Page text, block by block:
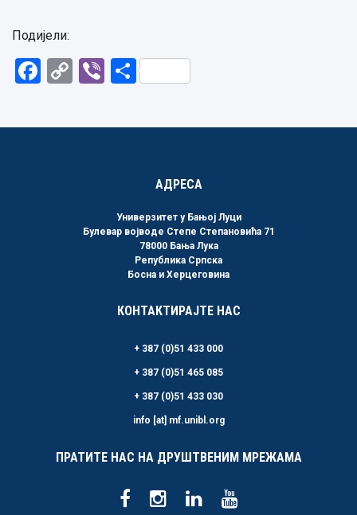
Подијели:
Facebook
CopyViberShare
АДРЕСА
Универзитет у Бањој Луци
Булевар војводе Степе Степановића 71
78000 Бања Лука
Република Српска
Босна и Херцеговина
КОНТАКТИРАЈТЕ НАС
+ 387 (0)51 433 000
+ 387 (0)51 465 085
+ 387 (0)51 433 030
info [at] mf.unibl.org
ПРАТИТЕ НАС НА ДРУШТВЕНИМ МРЕЖАМА